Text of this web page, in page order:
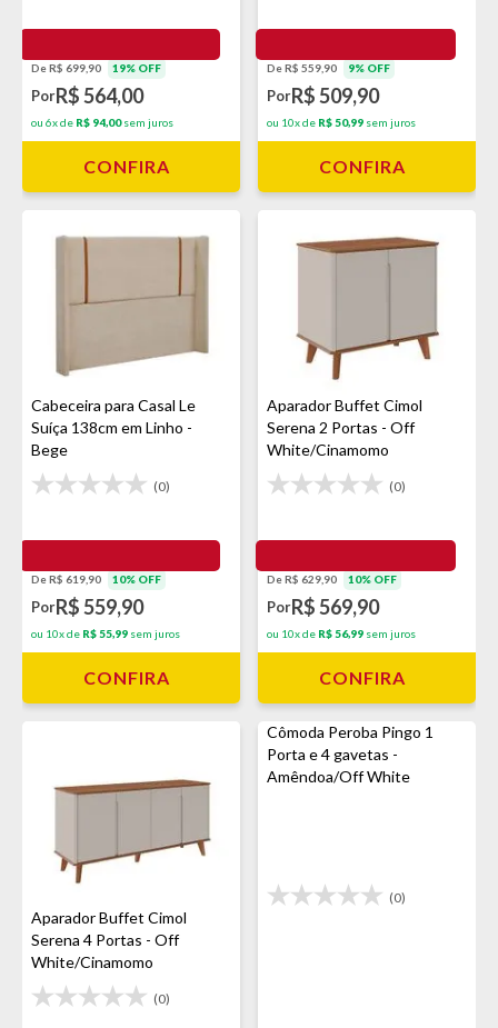
De R$ 699,90 19% OFF
PorR$ 564,00
ou 6x de R$ 94,00sem juros
CONFIRA
De R$ 559,90 9% OFF
PorR$ 509,90
ou 10x de R$ 50,99 sem juros
CONFIRA
Cabeceira para Casal Le
Suíça 138cm em Linho -
Bege
(0)
De R$ 619,90 10% OFF
PorR$ 559,90
ou 10x de R$ 55,99 sem juros
CONFIRA
Aparador Buffet Cimol
Serena 2 Portas - Off
White/Cinamomo
(0)
De R$ 629,90 10% OFF
PorR$ 569,90
ou 10x de R$ 56,99 sem juros
CONFIRA
Aparador Buffet Cimol
Serena 4 Portas - Off
White/Cinamomo
(0)
Cômoda Peroba Pingo 1
Porta e 4 gavetas -
Amêndoa/Off White
(0)